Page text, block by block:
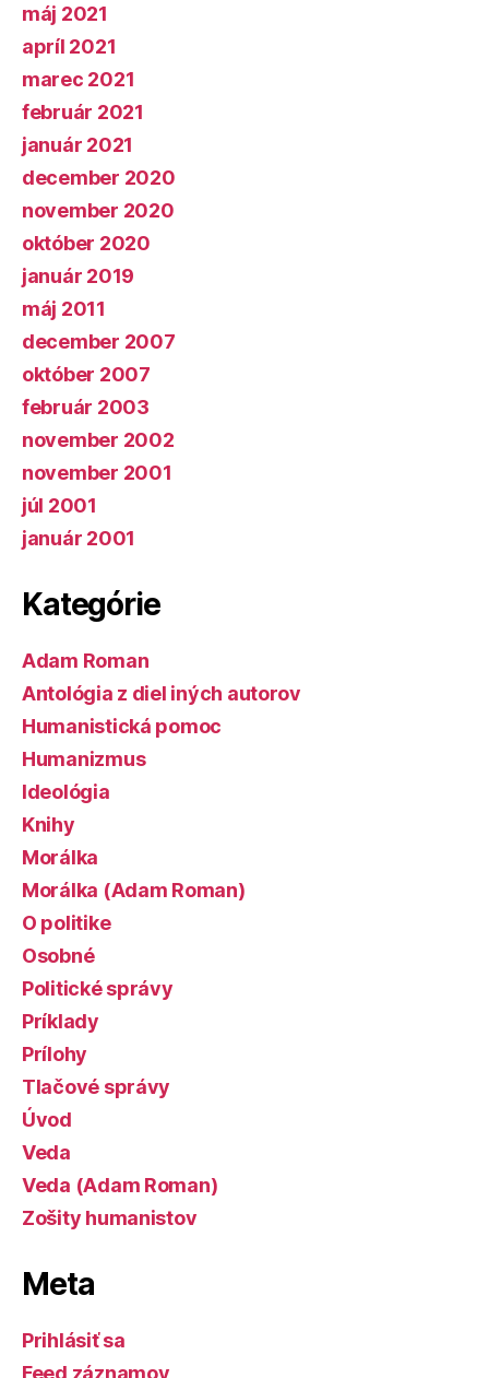
máj 2021
apríl 2021
marec 2021
február 2021
január 2021
december 2020
november 2020
október 2020
január 2019
máj 2011
december 2007
október 2007
február 2003
november 2002
november 2001
júl 2001
január 2001
Kategórie
Adam Roman
Antológia z diel iných autorov
Humanistická pomoc
Humanizmus
Ideológia
Knihy
Morálka
Morálka (Adam Roman)
O politike
Osobné
Politické správy
Príklady
Prílohy
Tlačové správy
Úvod
Veda
Veda (Adam Roman)
Zošity humanistov
Meta
Prihlásiť sa
Feed záznamov